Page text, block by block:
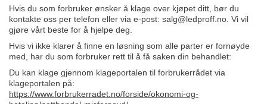
Hvis du som forbruker ønsker å klage over kjøpet ditt, bør du
kontakte oss per telefon eller via e-post: salg@ledproff.no . Vi vil
gjøre vårt beste for å hjelpe deg.
Hvis vi ikke klarer å finne en løsning som alle parter er fornøyde
med, har du som forbruker rett til å få saken din behandlet:
Du kan klage gjennom klageportalen til forbrukerrådet via
klageportalen på:
https://www.forbrukerradet.no/forside/okonomi-og-